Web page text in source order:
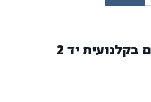
יד 2